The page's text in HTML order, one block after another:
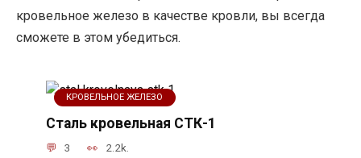
кровельное железо в качестве кровли, вы всегда
сможете в этом убедиться.
КРОВЕЛЬНОЕ ЖЕЛЕЗО
Сталь кровельная СТК-1
3 2.2k.